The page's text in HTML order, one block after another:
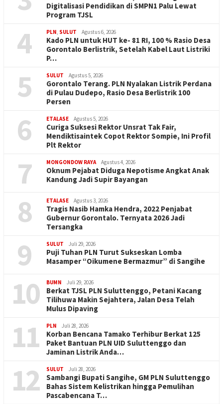
Digitalisasi Pendidikan di SMPN1 Palu Lewat
Program TJSL
4 PLN, SULUT Agustus 6, 2026
Kado PLN untuk HUT ke- 81 RI, 100 % Rasio Desa
Gorontalo Berlistrik, Setelah Kabel Laut Listriki
P…
5 SULUT Agustus 5, 2026
Gorontalo Terang. PLN Nyalakan Listrik Perdana
di Pulau Dudepo, Rasio Desa Berlistrik 100
Persen
6 ETALASE Agustus 5, 2026
Curiga Suksesi Rektor Unsrat Tak Fair,
Mendiktisaintek Copot Rektor Sompie, Ini Profil
Plt Rektor
7 MONGONDOW RAYA Agustus 4, 2026
Oknum Pejabat Diduga Nepotisme Angkat Anak
Kandung Jadi Supir Bayangan
8 ETALASE Agustus 3, 2026
Tragis Nasib Hamka Hendra, 2022 Penjabat
Gubernur Gorontalo. Ternyata 2026 Jadi
Tersangka
9 SULUT Juli 29, 2026
Puji Tuhan PLN Turut Sukseskan Lomba
Masamper “Oikumene Bermazmur” di Sangihe
10 BUMN Juli 29, 2026
Berkat TJSL PLN Suluttenggo, Petani Kacang
Tilihuwa Makin Sejahtera, Jalan Desa Telah
Mulus Dipaving
11 PLN Juli 28, 2026
Korban Bencana Tamako Terhibur Berkat 125
Paket Bantuan PLN UID Suluttenggo dan
Jaminan Listrik Anda…
12 SULUT Juli 28, 2026
Sambangi Bupati Sangihe, GM PLN Suluttenggo
Bahas Sistem Kelistrikan hingga Pemulihan
Pascabencana T…